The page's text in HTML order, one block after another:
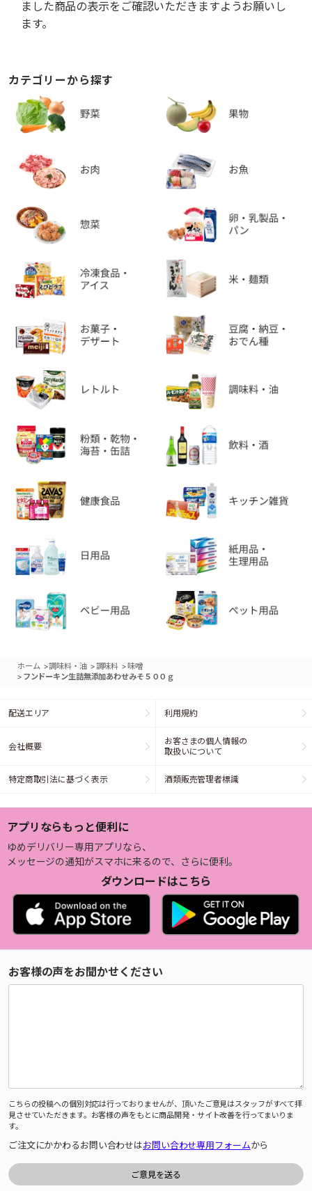
ました商品の表示をご確認いただきますようお願いし
ます。
カテゴリーから探す
ホーム >調味料・油 >調味料 > 味噌
> フンドーキン生詰無添加あわせみそ５００ｇ
配送エリア 利用規約
会社概要
お客さまの個人情報の
取扱いについて
特定商取引法に基づく表示 酒類販売管理者標識
アプリならもっと便利に
ゆめデリバリー専用アプリなら、
メッセージの通知がスマホに来るので、さらに便利。
ダウンロードはこちら
お客様の声をお聞かせください
こちらの投稿への個別対応は行っておりませんが、頂いたご意見はスタッフがすべて拝
見させていただきます。お客様の声をもとに商品開発・サイト改善を行ってまいりま
す。
ご注文にかかわるお問い合わせはお問い合わせ専用フォームから